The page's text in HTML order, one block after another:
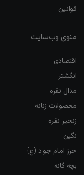
قوانین
منوی وب‌سایت
اقتصادی
انگشتر
مدال نقره
محصولات زنانه
زنجیر نقره
نگین
حرز امام جواد (ع)
بچه گانه